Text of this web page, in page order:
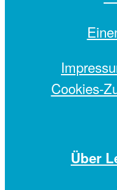
Cookies-
Über